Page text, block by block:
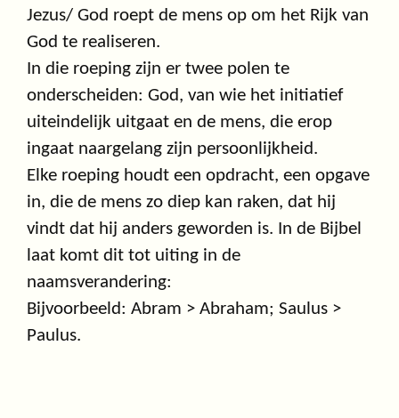
Jezus/ God roept de mens op om het Rijk van
God te realiseren.
In die roeping zijn er twee polen te
onderscheiden: God, van wie het initiatief
uiteindelijk uitgaat en de mens, die erop
ingaat naargelang zijn persoonlijkheid.
Elke roeping houdt een opdracht, een opgave
in, die de mens zo diep kan raken, dat hij
vindt dat hij anders geworden is. In de Bijbel
laat komt dit tot uiting in de
naamsverandering:
Bijvoorbeeld: Abram > Abraham; Saulus >
Paulus.